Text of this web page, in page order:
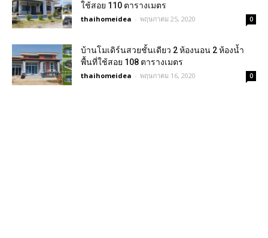
ใช้สอย 110 ตารางเมตร
thaihomeidea - พฤษภาคม 25, 2020 0
บ้านโมเดิร์นสวยชั้นเดียว 2 ห้องนอน 2 ห้องน้ำ
พื้นที่ใช้สอย 108 ตารางเมตร
thaihomeidea - พฤษภาคม 16, 2020 0